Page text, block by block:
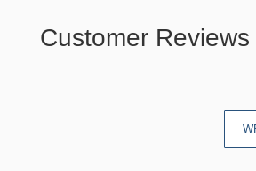
Customer Reviews